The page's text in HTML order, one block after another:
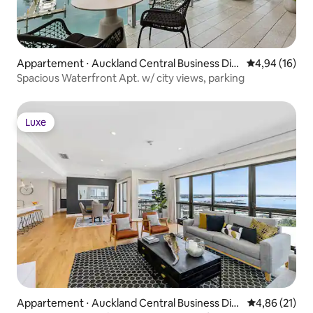
Appartement ⋅ Auckland Central Business Dist
rict
Évaluation
4,94 (16)
Spacious Waterfront Apt. w/ city views, parking
Luxe
Luxe
Appartement ⋅ Auckland Central Business Dist
Évaluation
4,86 (21)